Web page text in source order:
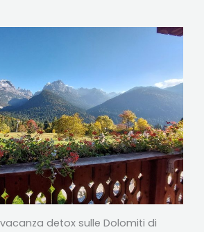
detox sulle Dolomiti di